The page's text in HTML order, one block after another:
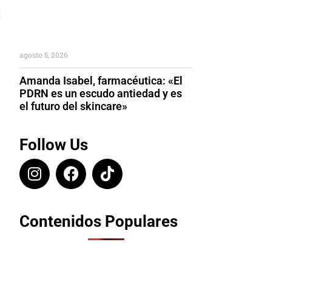
Amanda Isabel, farmacéutica: «El
PDRN es un escudo antiedad y es
el futuro del skincare»
agosto 5, 2026
Follow Us
Contenidos Populares